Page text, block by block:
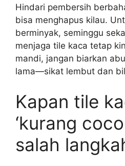
Hindari pembersih
bisa menghapus kilau.
berminyak, seminggu
menjaga tile kaca tetap
mandi, jangan biarkan
lama—sikat lembut dan
Kapan tile
‘kurang
salah